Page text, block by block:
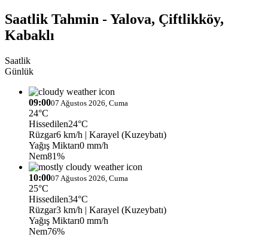
Saatlik Tahmin - Yalova, Çiftlikköy,
Kabaklı
Saatlik
Günlük
09:0007 Ağustos 2026, Cuma
24°C
Hissedilen24°C
Rüzgar6 km/h | Karayel (Kuzeybatı)
Yağış Miktarı0 mm/h
Nem81%
10:0007 Ağustos 2026, Cuma
25°C
Hissedilen34°C
Rüzgar3 km/h | Karayel (Kuzeybatı)
Yağış Miktarı0 mm/h
Nem76%